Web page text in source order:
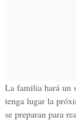
La familia hará un
tenga lugar la
se preparan para